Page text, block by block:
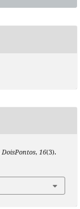
DoisPontos, 16(3).